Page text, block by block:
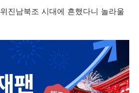
위진남북조 시대에 흔했다니 놀라울